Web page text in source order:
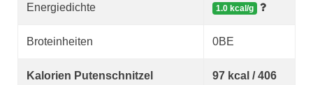
Energiedichte 1.0 kcal/g
Broteinheiten 0BE
Kalorien Putenschnitzel
97 kcal / 406